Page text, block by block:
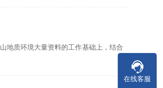
地质环境大量资料的工作基础上，结合
在线客服